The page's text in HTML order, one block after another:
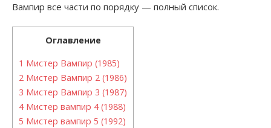
Вампир все части по порядку — полный список.
Оглавление
1 Мистер Вампир (1985)
2 Мистер Вампир 2 (1986)
3 Мистер Вампир 3 (1987)
4Мистер вампир 4 (1988)
5 Мистер вампир 5 (1992)